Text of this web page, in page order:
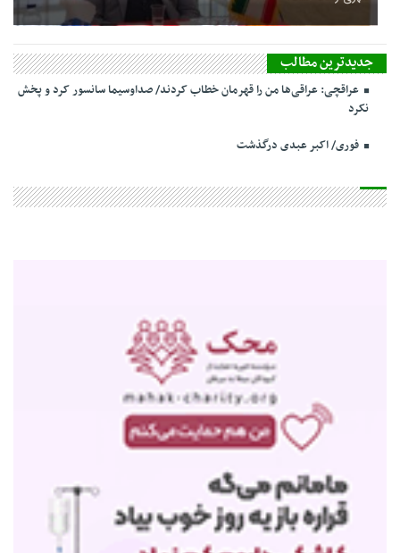
جدیدترین مطالب
عراقچی: عراقی‌ها من را قهرمان خطاب کردند/ صداوسیما سانسور کرد و پخش
نکرد
فوری/ اکبر عبدی درگذشت